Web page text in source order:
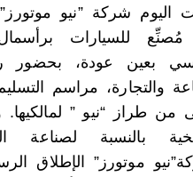
مُصنِّع للسيارات
بعين عودة، بحضور
والتجارة، مراسم
من طراز “نيو ”
بالنسبة لصناعة
موتورز” الإطلاق